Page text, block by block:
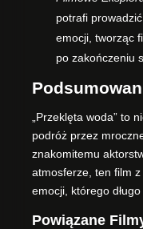
potrafi
emocji, tworząc
po zakończeniu
„Przeklęta woda” to
podróż przez
znakomitemu
atmosferze, ten film
emocji, którego
Powiązane